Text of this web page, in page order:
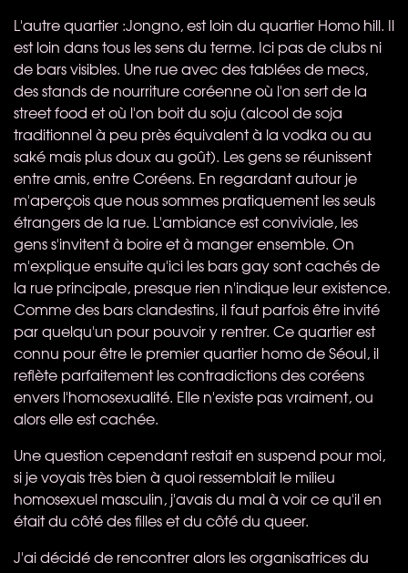
L'autre quartier :Jongno, est loin du quartier Homo hill. Il
est loin dans tous les sens du terme. Ici pas de clubs ni
de bars visibles. Une rue avec des tablées de mecs,
des stands de nourriture coréenne où l'on sert de la
street food et où l'on boit du soju (alcool de soja
traditionnel à peu près équivalent à la vodka ou au
saké mais plus doux au goût). Les gens se réunissent
entre amis, entre Coréens. En regardant autour je
m'aperçois que nous sommes pratiquement les seuls
étrangers de la rue. L'ambiance est conviviale, les
gens s'invitent à boire et à manger ensemble. On
m'explique ensuite qu'ici les bars gay sont cachés de
la rue principale, presque rien n'indique leur existence.
Comme des bars clandestins, il faut parfois être invité
par quelqu'un pour pouvoir y rentrer. Ce quartier est
connu pour être le premier quartier homo de Séoul, il
reflète parfaitement les contradictions des coréens
envers l'homosexualité. Elle n'existe pas vraiment, ou
alors elle est cachée.
Une question cependant restait en suspend pour moi,
si je voyais très bien à quoi ressemblait le milieu
homosexuel masculin, j'avais du mal à voir ce qu'il en
était du côté des filles et du côté du queer.
J'ai décidé de rencontrer alors les organisatrices du